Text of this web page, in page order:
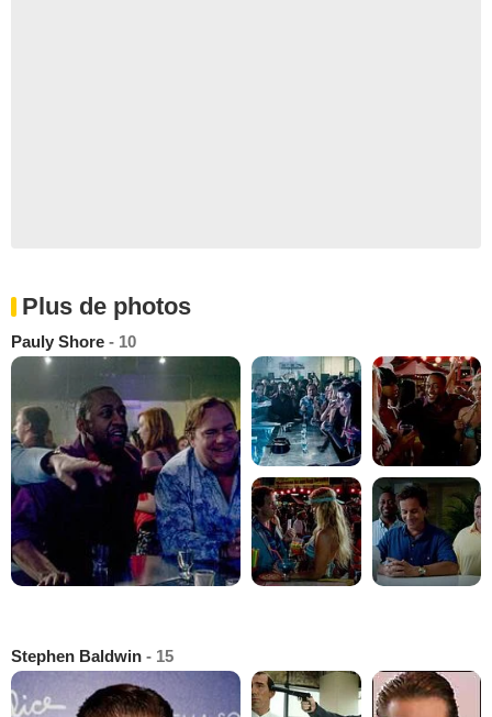
Plus de photos
Pauly Shore - 10
Stephen Baldwin - 15